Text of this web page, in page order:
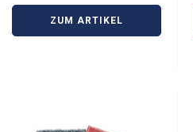
ZUM ARTIKEL